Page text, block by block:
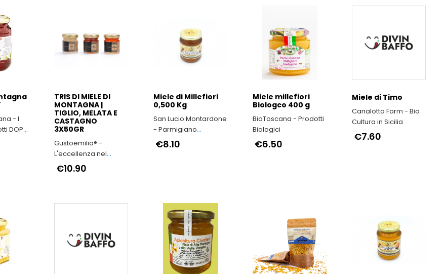
- I
DOP
TRIS DI MIELE DI
MONTAGNA |
TIGLIO, MELATA E
CASTAGNO
3X50GR
Gustoemilia® -
L'eccellenza nel
cuore dell'Appennino
Reggiano
€10.90
Miele di Millefiori
0,500 Kg
San Lucio Montardone
- Parmigiano
Reggiano di
Montagna
€8.10
Miele millefiori
Biologco 400 g
BioToscana - Prodotti
Biologici
€6.50
Miele di Timo
Canalotto Farm - Bio
Cultura in Sicilia
€7.60